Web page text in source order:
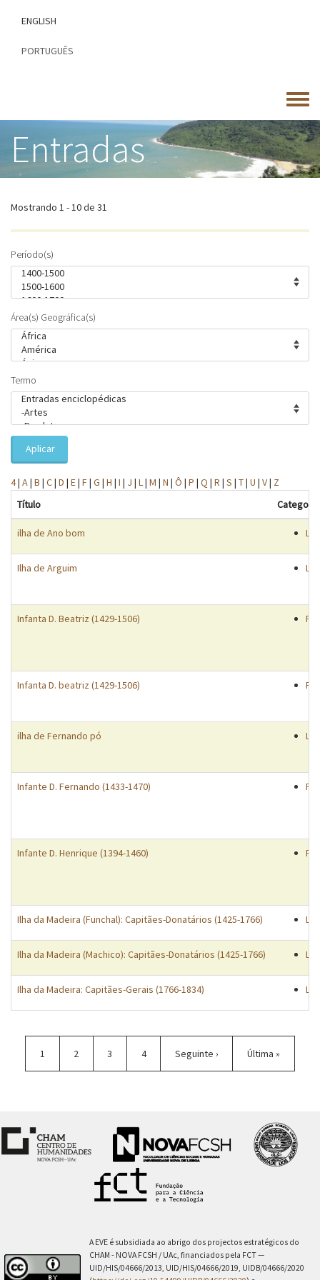
conteúdo
ENGLISH
PORTUGUÊS
Toggle
menu
Entradas
Mostrando 1 - 10 de 31
Período(s)
Área(s) Geográfica(s)
Termo
Aplicar
4| A| B | C| D | E| F| G | H | I | J | L| M | N | Ô | P | Q | R | S | T| U | V| Z
Título
ilha de Ano bom
Ilha de Arguim
Infanta D. Beatriz (1429-1506)
Infanta D. beatriz (1429-1506)
ilha de Fernando pó
Infante D. Fernando (1433-1470)
Infante D. Henrique (1394-1460)
Ilha da Madeira (Funchal): Capitães-Donatários (1425-1766)
Ilha da Madeira (Machico): Capitães-Donatários (1425-1766)
Ilha da Madeira: Capitães-Gerais (1766-1834)
Paginação
Página
atual
1 Página
2 Página
3 Página
4
Próxima
página
Seguinte ›
Última
página
Última »
A EVE é subsidiada ao abrigo dos projectos estratégicos do
CHAM - NOVA FCSH / UAc, financiados pela FCT —
UID/HIS/04666/2013, UID/HIS/04666/2019, UIDB/04666/2020